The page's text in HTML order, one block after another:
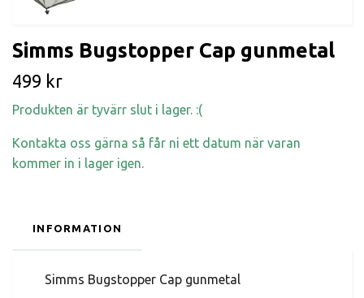
Simms Bugstopper Cap gunmetal
499 kr
Produkten är tyvärr slut i lager. :(
Kontakta oss gärna så får ni ett datum när varan
kommer in i lager igen.
INFORMATION
Simms Bugstopper Cap gunmetal